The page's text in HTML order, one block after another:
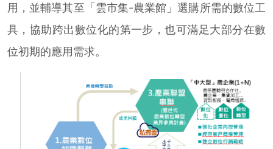
用，並輔導其至「雲市集-農業館」選購所需的數位工
具，協助跨出數位化的第一步，也可滿足大部分在數
位初期的應用需求。